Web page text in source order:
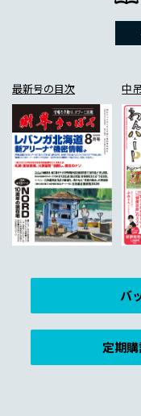
最新号の目次 中
バ
定期